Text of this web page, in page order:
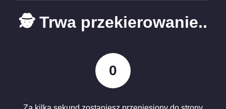
🕵️ Trwa przekierowanie..
0